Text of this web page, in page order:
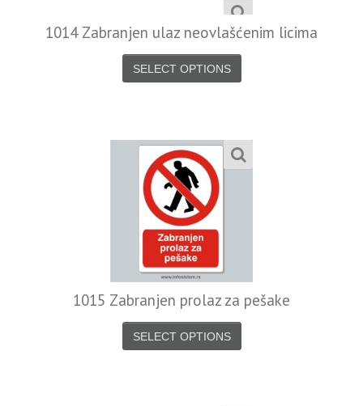
1014 Zabranjen ulaz neovlašćenim licima
SELECT OPTIONS
1015 Zabranjen prolaz za pešake
SELECT OPTIONS